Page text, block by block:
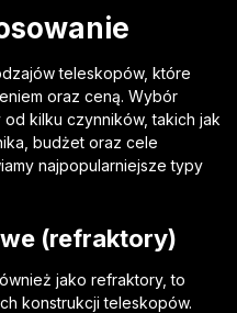
teleskopów, które
oraz ceną. Wybór
kilku czynników, takich jak
budżet oraz cele
najpopularniejsze typy
(refraktory)
jako refraktory, to
konstrukcji teleskopów.